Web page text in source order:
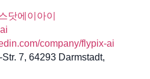
닷에이아이
company/flypix-ai
7, 64293 Darmstadt,